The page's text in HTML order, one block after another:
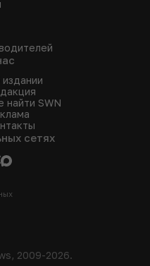
найти SWN
сетях
2009-2026.